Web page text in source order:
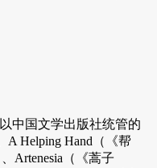
中国文学出版社统管的
A Helping Hand（《帮
Artenesia（《蒿子